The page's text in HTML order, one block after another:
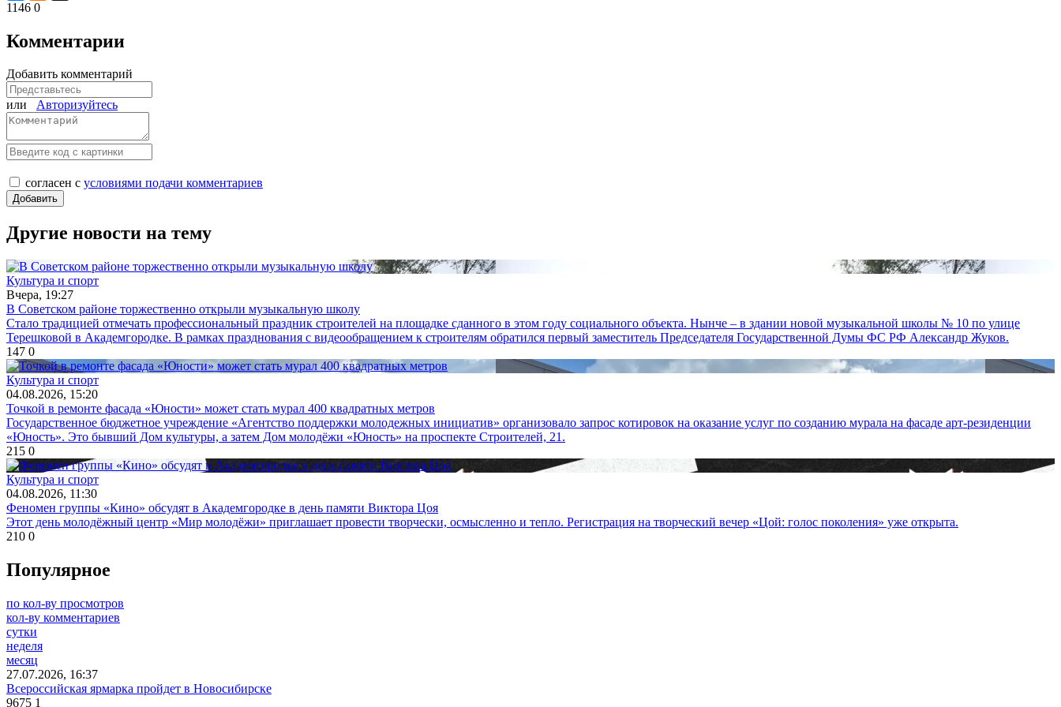
1146 0
Комментарии
Добавить комментарий
или Авторизуйтесь
согласен с условиями подачи комментариев
Другие новости на тему
Культура и спорт
Вчера, 19:27
В Советском районе торжественно открыли музыкальную школу
Стало традицией отмечать профессиональный праздник строителей на площадке сданного в этом году социального объекта. Нынче – в здании новой музыкальной школы № 10 по улице
Терешковой в Академгородке. В рамках празднования с видеообращением к строителям обратился первый заместитель Председателя Государственной Думы ФС РФ Александр Жуков.
147 0
Культура и спорт
04.08.2026, 15:20
Точкой в ремонте фасада «Юности» может стать мурал 400 квадратных метров
Государственное бюджетное учреждение «Агентство поддержки молодежных инициатив» организовало запрос котировок на оказание услуг по созданию мурала на фасаде арт-резиденции
«Юность». Это бывший Дом культуры, а затем Дом молодёжи «Юность» на проспекте Строителей, 21.
215 0
Культура и спорт
04.08.2026, 11:30
Феномен группы «Кино» обсудят в Академгородке в день памяти Виктора Цоя
Этот день молодёжный центр «Мир молодёжи» приглашает провести творчески, осмысленно и тепло. Регистрация на творческий вечер «Цой: голос поколения» уже открыта.
210 0
Популярное
по кол-ву просмотров
кол-ву комментариев
сутки
неделя
месяц
27.07.2026, 16:37
Всероссийская ярмарка пройдет в Новосибирске
9675 1